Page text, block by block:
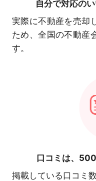
自分で対応の
実際に不動産を売却
ため、全国の不動産
す。
口コミは、
掲載している口コミ